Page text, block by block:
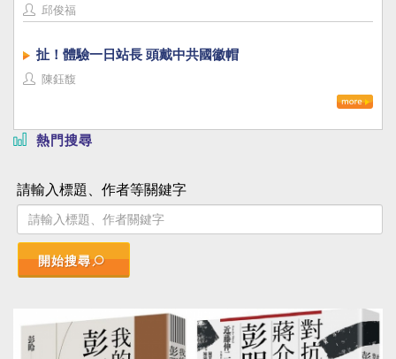
邱俊福
扯！體驗一日站長 頭戴中共國徽帽
陳鈺馥
熱門搜尋
請輸入標題、作者等關鍵字
開始搜尋